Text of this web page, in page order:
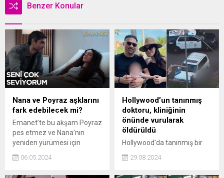
Benzer Konular
Nana ve Poyraz aşklarını
fark edebilecek mi?
Emanet’te bu akşam Poyraz
pes etmez ve Nana’nın
yeniden yürümesi için
elinden geleni yapar. Bu
süreçte sürekli yan yana
06.05.2024
Hollywood’un tanınmış
doktoru, kliniğinin
önünde vurularak
öldürüldü
Hollywood'da tanınmış bir
doktor olan Hamid
Mirshojae, kliniğinin
29.08.2024